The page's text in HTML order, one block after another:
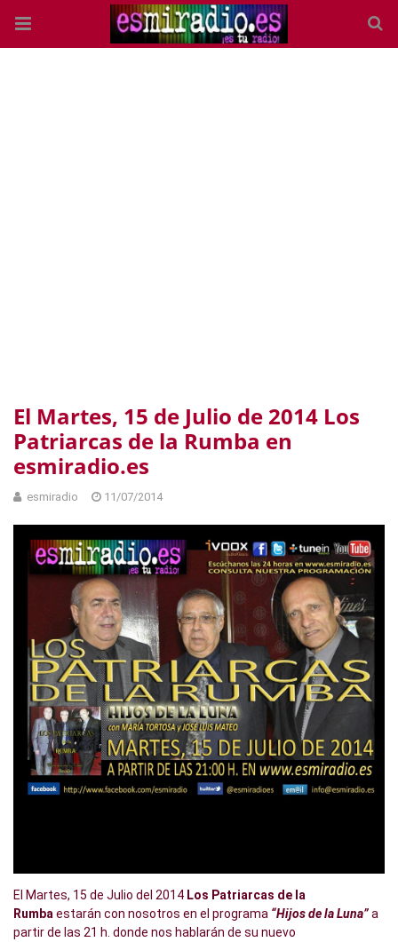
El Martes, 15 de Julio de 2014 Los
Patriarcas de la Rumba en
esmiradio.es
esmiradio 11/07/2014
El Martes, 15 de Julio del 2014 Los Patriarcas de la
Rumba estarán con nosotros en el programa “Hijos de la Luna”a
partir de las 21 h. donde nos hablarán de su nuevo